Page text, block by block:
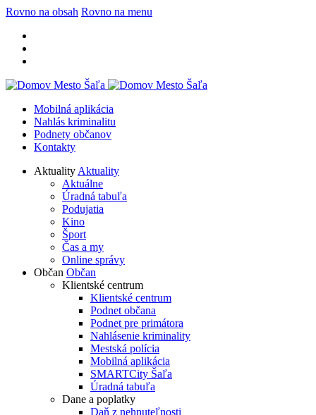
Rovno na obsah Rovno na menu
Mobilná aplikácia
Nahlás kriminalitu
Podnety občanov
Kontakty
Aktuality Aktuality
Aktuálne
Úradná tabuľa
Podujatia
Kino
Šport
Čas a my
Online správy
Občan Občan
Klientské centrum
Klientské centrum
Podnet občana
Podnet pre primátora
Nahlásenie kriminality
Mestská polícia
Mobilná aplikácia
SMARTCity Šaľa
Úradná tabuľa
Dane a poplatky
Daň z nehnuteľnosti